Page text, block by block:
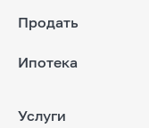
Продать
Ипотека
Услуги